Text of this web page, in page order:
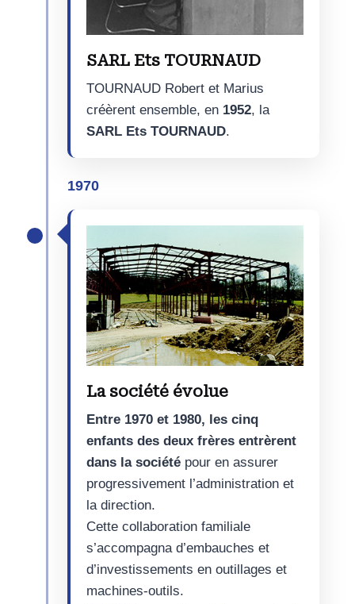
SARL Ets TOURNAUD
TOURNAUD Robert et Marius
créèrent ensemble, en 1952, la
SARL Ets TOURNAUD.
1970
La société évolue
Entre 1970 et 1980, les cinq
enfants des deux frères entrèrent
dans la sociétépour en assurer
progressivement l’administration et
la direction.
Cette collaboration familiale
s’accompagna d’embauches et
d’investissements en outillages et
machines-outils.